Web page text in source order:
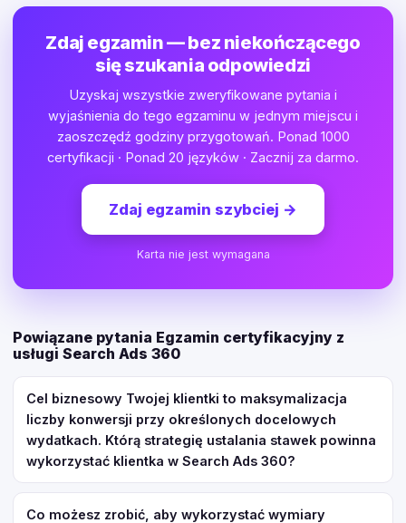
Zdaj egzamin — bez niekończącego
się szukania odpowiedzi
Uzyskaj wszystkie zweryfikowane pytania i
wyjaśnienia do tego egzaminu w jednym miejscu i
zaoszczędź godziny przygotowań. Ponad 1000
certyfikacji · Ponad 20 języków · Zacznij za darmo.
Zdaj egzamin szybciej →
Karta nie jest wymagana
Powiązane pytania Egzamin certyfikacyjny z
usługi Search Ads 360
Cel biznesowy Twojej klientki to maksymalizacja
liczby konwersji przy określonych docelowych
wydatkach. Którą strategię ustalania stawek powinna
wykorzystać klientka w Search Ads 360?
Co możesz zrobić, aby wykorzystać wymiary